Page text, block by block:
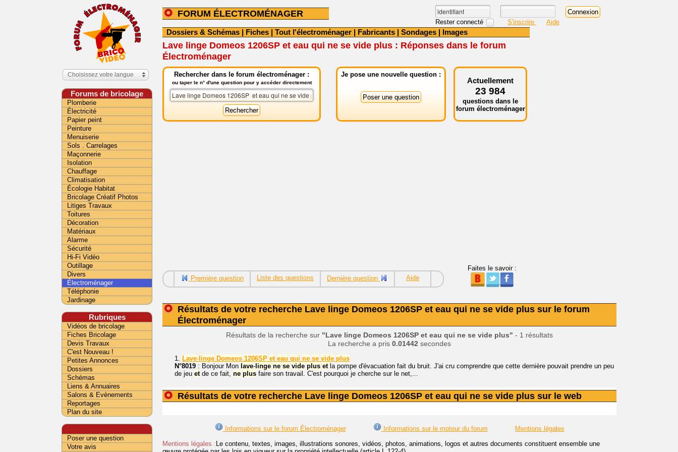
FORUM ÉLECTROMÉNAGER
Rester connecté S'inscrire Aide
Dossiers & Schémas | Fiches | Tout l'électroménager | Fabricants | Sondages | Images
Lave linge Domeos 1206SP et eau qui ne se vide plus : Réponses dans le forum
Électroménager
Rechercher dans le forum électroménager :
ou taper le n° d'une question pour y accéder directement
Je pose une nouvelle question :
Actuellement
23 984
questions dans le
forum électroménager
Première question Liste des questions Dernière question Aide
Faites le savoir :
Résultats de votre recherche Lave linge Domeos 1206SP et eau qui ne se vide plus sur le forum
Électroménager
Résultats de la recherche sur "Lave linge Domeos 1206SP et eau qui ne se vide plus" - 1 résultats
La recherche a pris 0.01442 secondes
1. Lave-linge Domeos 1206SP et eau qui ne se vide plus
N°8019 : Bonjour Mon lave-linge ne se vide plus et la pompe d'évacuation fait du bruit. J'ai cru comprendre que cette dernière pouvait prendre un peu
de jeu et de ce fait, ne plus faire son travail. C'est pourquoi je cherche sur le net,...
Résultats de votre recherche Lave linge Domeos 1206SP et eau qui ne se vide plus sur le web
Informations sur le forum Électroménager Informations sur le moteur du forum
Mentions légales
Mentions légales :Le contenu, textes, images, illustrations sonores, vidéos, photos, animations, logos et autres documents constituent ensemble une
Choisissez votre langue
Forums de bricolage
Plomberie
Électricité
Papier peint
Peinture
Menuiserie
Sols . Carrelages
Maçonnerie
Isolation
Chauffage
Climatisation
Écologie Habitat
Bricolage Créatif Photos
Litiges Travaux
Toitures
Décoration
Matériaux
Alarme
Sécurité
Hi-Fi Vidéo
Outillage
Divers
Électroménager
Téléphonie
Jardinage
Rubriques
Vidéos de bricolage
Fiches Bricolage
Devis Travaux
C'est Nouveau !
Petites Annonces
Dossiers
Schémas
Liens & Annuaires
Salons & Evènements
Reportages
Plan du site
Poser une question
Votre avis